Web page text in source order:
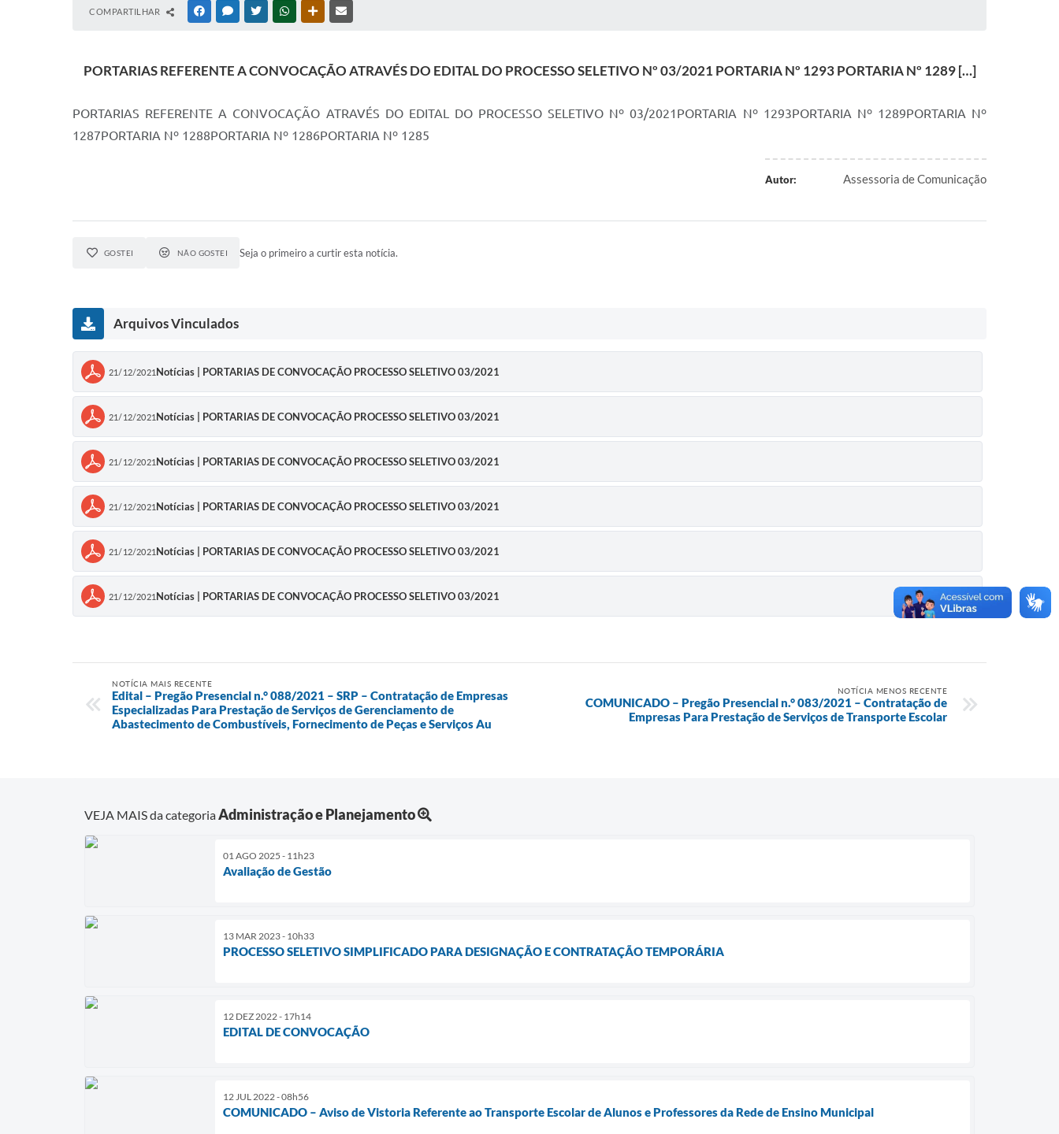
COMPARTILHAR FACEBOOKMESSENGER
TWITTERWHATSAPPOUTRAS MÍDIAS
PORTARIAS REFERENTE A CONVOCAÇÃO ATRAVÉS DO EDITAL DO PROCESSO SELETIVO Nº 03/2021 PORTARIA Nº 1293 PORTARIA Nº 1289 […]
PORTARIAS REFERENTE A CONVOCAÇÃO ATRAVÉS DO EDITAL DO PROCESSO SELETIVO Nº 03/2021PORTARIA Nº 1293PORTARIA Nº 1289PORTARIA Nº
1287PORTARIA Nº 1288PORTARIA Nº 1286PORTARIA Nº 1285
Autor: Assessoria de Comunicação
GOSTEI NÃO GOSTEI Seja o primeiro a curtir esta notícia.
Arquivos Vinculados
21/12/2021 Notícias | PORTARIAS DE CONVOCAÇÃO PROCESSO SELETIVO 03/2021
21/12/2021 Notícias | PORTARIAS DE CONVOCAÇÃO PROCESSO SELETIVO 03/2021
21/12/2021 Notícias | PORTARIAS DE CONVOCAÇÃO PROCESSO SELETIVO 03/2021
21/12/2021 Notícias | PORTARIAS DE CONVOCAÇÃO PROCESSO SELETIVO 03/2021
21/12/2021 Notícias | PORTARIAS DE CONVOCAÇÃO PROCESSO SELETIVO 03/2021
21/12/2021 Notícias | PORTARIAS DE CONVOCAÇÃO PROCESSO SELETIVO 03/2021
NOTÍCIA MAIS RECENTE
Edital – Pregão Presencial n.° 088/2021 – SRP – Contratação de Empresas
Especializadas Para Prestação de Serviços de Gerenciamento de
Abastecimento de Combustíveis, Fornecimento de Peças e Serviços Au
NOTÍCIA MENOS RECENTE
COMUNICADO – Pregão Presencial n.° 083/2021 – Contratação de
Empresas Para Prestação de Serviços de Transporte Escolar
VEJA MAIS da categoriaAdministração e Planejamento
01 AGO 2025 - 11h23
Avaliação de Gestão
13 MAR 2023 - 10h33
PROCESSO SELETIVO SIMPLIFICADO PARA DESIGNAÇÃO E CONTRATAÇÃO TEMPORÁRIA
12 DEZ 2022 - 17h14
EDITAL DE CONVOCAÇÃO
12 JUL 2022 - 08h56
COMUNICADO – Aviso de Vistoria Referente ao Transporte Escolar de Alunos e Professores da Rede de Ensino Municipal